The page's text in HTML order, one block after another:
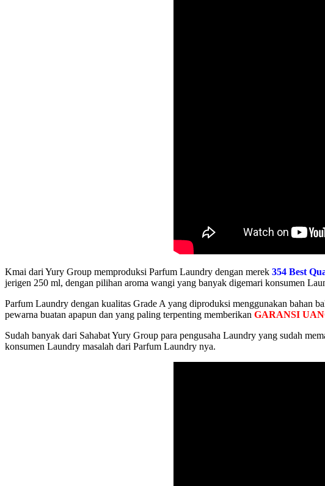
Kmai dari Yury Group memproduksi Parfum Laundry dengan merek 354 Best
jerigen 250 ml, dengan pilihan aroma wangi yang banyak digemari konsumen
Parfum Laundry dengan kualitas Grade A yang diproduksi menggunakan bahan
pewarna buatan apapun dan yang paling terpenting memberikan GARANSI
Sudah banyak dari Sahabat Yury Group para pengusaha Laundry yang sudah
konsumen Laundry masalah dari Parfum Laundry nya.